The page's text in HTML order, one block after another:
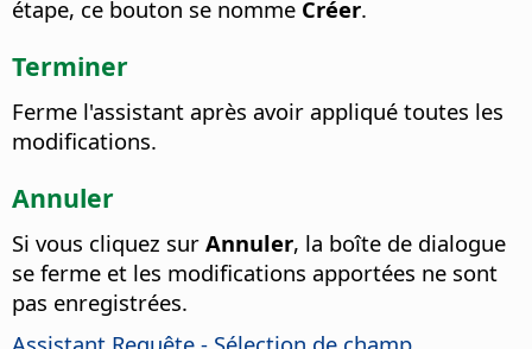
étape, ce bouton se nomme Créer.
Terminer
Ferme l'assistant après avoir appliqué toutes les
modifications.
Annuler
Si vous cliquez sur Annuler, la boîte de dialogue
se ferme et les modifications apportées ne sont
pas enregistrées.